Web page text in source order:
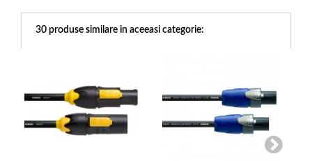
30 produse similare in aceeasi categorie: